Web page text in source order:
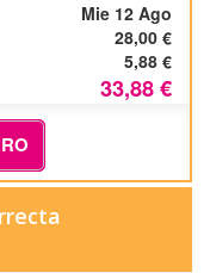
Mie 12 Ago
28,00 €
5,88 €
33,88 €